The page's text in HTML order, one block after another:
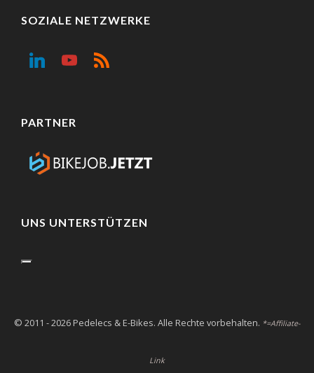
SOZIALE NETZWERKE
PARTNER
UNS UNTERSTÜTZEN
© 2011 - 2026 Pedelecs & E-Bikes. Alle Rechte vorbehalten. *=Affiliate-
Link